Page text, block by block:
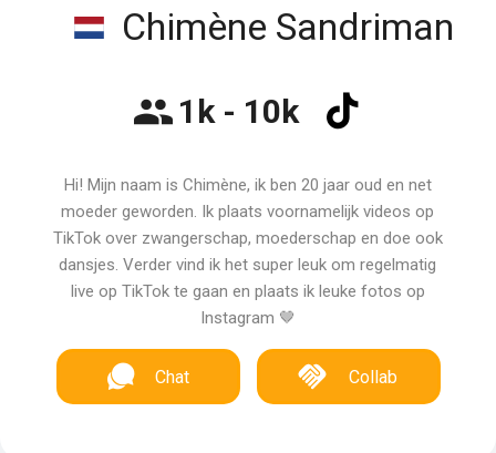
Chimène Sandriman
1k - 10k
Hi! Mijn naam is Chimène, ik ben 20 jaar oud en net
moeder geworden. Ik plaats voornamelijk videos op
TikTok over zwangerschap, moederschap en doe ook
dansjes. Verder vind ik het super leuk om regelmatig
live op TikTok te gaan en plaats ik leuke fotos op
Instagram 🤎
Chat Collab